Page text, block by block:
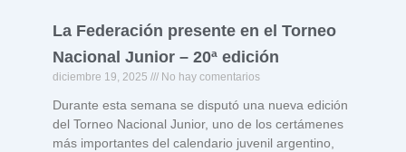
La Federación presente en el Torneo
Nacional Junior – 20ª edición
diciembre 19, 2025 No hay comentarios
Durante esta semana se disputó una nueva edición
del Torneo Nacional Junior, uno de los certámenes
más importantes del calendario juvenil argentino,